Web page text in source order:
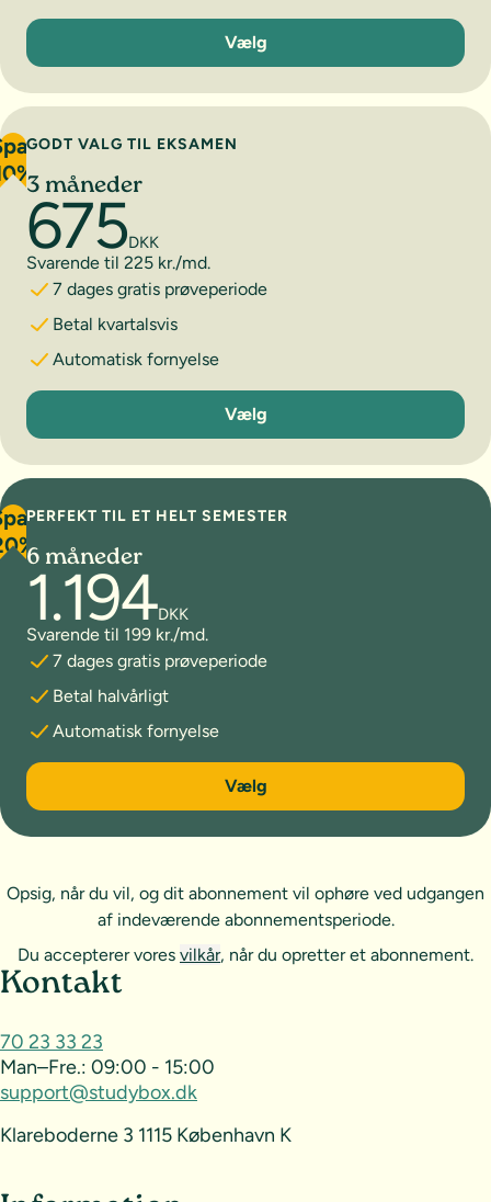
1 måned
Vælg
GODT VALG TIL EKSAMEN
3 måneder
675DKK
Svarende til 225 kr./md.
7 dages gratis prøveperiode
Betal kvartalsvis
Automatisk fornyelse
3 måneder
Vælg
PERFEKT TIL ET HELT SEMESTER
6 måneder
1.194DKK
Svarende til 199 kr./md.
7 dages gratis prøveperiode
Betal halvårligt
Automatisk fornyelse
6 måneder
Vælg
Opsig, når du vil, og dit abonnement vil ophøre ved udgangen
af indeværende abonnementsperiode.
Du accepterer vores vilkår, når du opretter et abonnement.
Sideoversigt og kontakt
Kontakt
70 23 33 23
Man–Fre.: 09:00 - 15:00
support@studybox.dk
Klareboderne 3 1115 København K